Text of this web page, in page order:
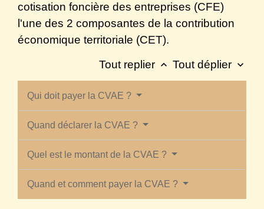
cotisation foncière des entreprises (CFE)
l'une des 2 composantes de la contribution
économique territoriale (CET).
Tout replier keyboard_arrow_up Tout déplier keyboard_arrow_down
Qui doit payer la CVAE ?
Quand déclarer la CVAE ?
Quel est le montant de la CVAE ?
Quand et comment payer la CVAE ?